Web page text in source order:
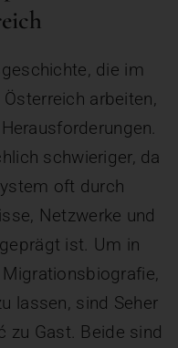
die im
arbeiten,
schwieriger, da
oft durch
Netzwerke und
ist. Um in
lassen, sind Seher
zu Gast. Beide sind